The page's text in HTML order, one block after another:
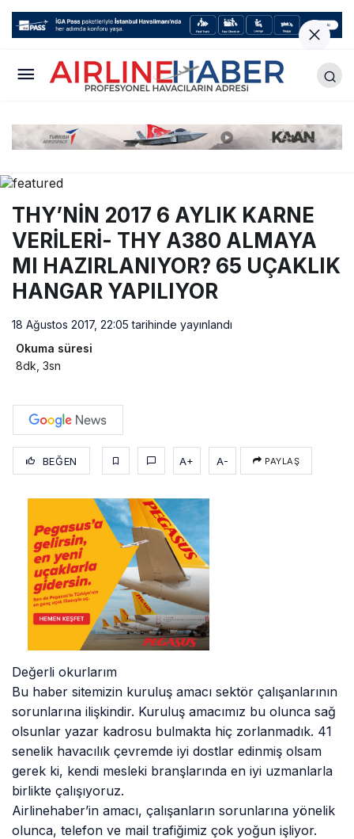
THY’NİN 2017 6 AYLIK KARNE
VERİLERİ- THY A380 ALMAYA
MI HAZIRLANIYOR? 65 UÇAKLIK
HANGAR YAPILIYOR
18 Ağustos 2017, 22:05 tarihinde yayınlandı
Okuma süresi
8dk, 3sn
BEĞEN A+ A- PAYLAŞ
Değerli okurlarım
Bu haber sitemizin kuruluş amacı sektör çalışanlarının
sorunlarına ilişkindir. Kuruluş amacımız bu olunca sağ
olsunlar yazar kadrosu bulmakta hiç zorlanmadık. 41
senelik havacılık çevremde iyi dostlar edinmiş olsam
gerek ki, kendi mesleki branşlarında en iyi uzmanlarla
birlikte çalışıyoruz.
Airlinehaber’in amacı, çalışanların sorunlarına yönelik
olunca, telefon ve mail trafiğimiz çok yoğun işliyor.